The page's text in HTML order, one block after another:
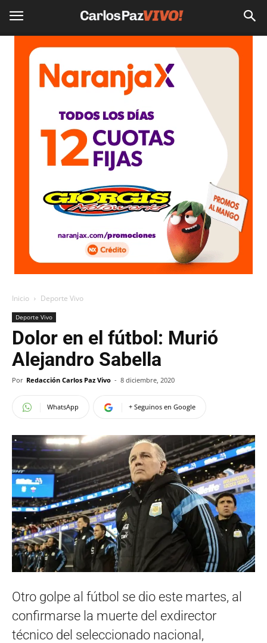
Inicio Deporte Vivo
Deporte Vivo
Dolor en el fútbol: Murió
Alejandro Sabella
Por Redacción Carlos Paz Vivo - 8 diciembre, 2020
WhatsApp + Seguinos en Google
Otro golpe al fútbol se dio este martes, al
confirmarse la muerte del exdirector
técnico del seleccionado nacional,